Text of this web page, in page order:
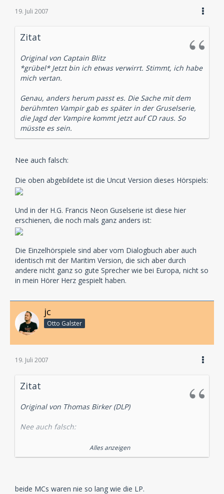
19. Juli 2007
Zitat
Original von Captain Blitz
*grübel* Jetzt bin ich etwas verwirrt. Stimmt, ich habe
mich vertan.
Genau, anders herum passt es. Die Sache mit dem
berühmten Vampir gab es später in der Gruselserie,
die Jagd der Vampire kommt jetzt auf CD raus. So
müsste es sein.
Nee auch falsch:
Die oben abgebildete ist die Uncut Version dieses Hörspiels:
Und in der H.G. Francis Neon Guselserie ist diese hier
erschienen, die noch mals ganz anders ist:
Die Einzelhörspiele sind aber vom Dialogbuch aber auch
identisch mit der Maritim Version, die sich aber durch
andere nicht ganz so gute Sprecher wie bei Europa, nicht so
in mein Hörer Herz gespielt haben.
jc
Otto Galster
19. Juli 2007
Zitat
Original von Thomas Birker (DLP)
Nee auch falsch:
Die oben abgebildete ist die Uncut Version dieses
Hörspiels:
Und in der H.G. Francis Neon Guselserie ist diese hier
Alles anzeigen
beide MCs waren nie so lang wie die LP.